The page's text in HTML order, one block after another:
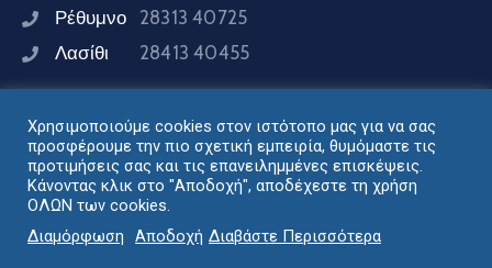
Ρέθυμνο 28313 40725
Λασίθι 28413 40455
Συνδεθείτε μαζί μας
Σχεδιασμός - Ανάπτυξη: Διεύθυνση Ηλεκτρονικής
Διακυβέρνησης Περιφέρειας Κρήτης © 2024
Χρησιμοποιούμε cookies στον ιστότοπο μας για να σας
προσφέρουμε την πιο σχετική εμπειρία, θυμόμαστε τις
προτιμήσεις σας και τις επανειλημμένες επισκέψεις.
Κάνοντας κλικ στο "Αποδοχή", αποδέχεστε τη χρήση
ΟΛΩΝ των cookies.
Διαμόρφωση
Αποδοχή Διαβάστε Περισσότερα